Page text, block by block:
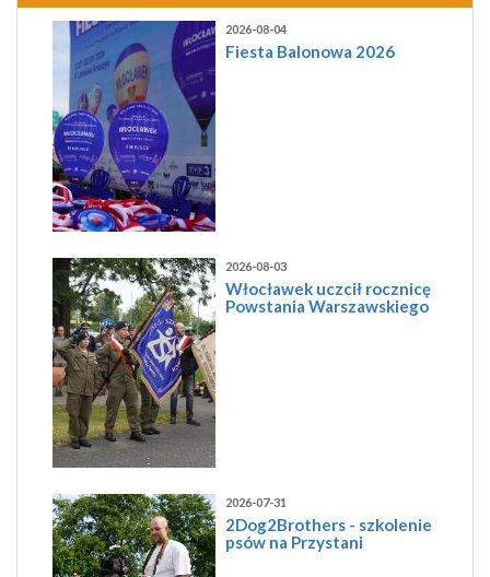
2026-08-04
Fiesta Balonowa 2026
2026-08-03
Włocławek uczcił rocznicę
Powstania Warszawskiego
2026-07-31
2Dog2Brothers - szkolenie
psów na Przystani